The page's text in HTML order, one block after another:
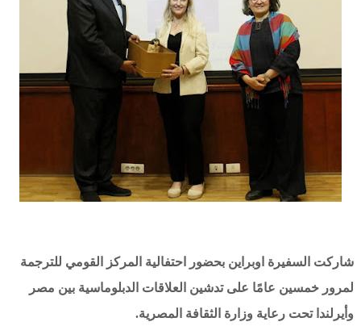
شاركت السفيرة اوبراين بحضور احتفالية المركز القومي للترجمة
لمرور خمسين عامًا على تدشين العلاقات الدبلوماسية بين مصر
وأيرلندا تحت رعاية وزارة الثقافة المصرية.